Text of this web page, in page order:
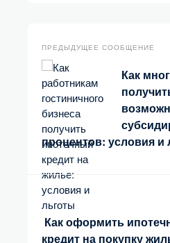
ПРЕДЫДУЩЕЕ СООБЩЕНИЕ
Как
процентов: условия и
Как оформить
кредит на покупку